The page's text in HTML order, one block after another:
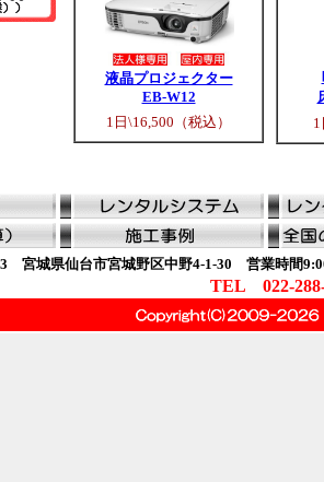
液晶プロジェクター
EB-W12
1日\16,500（税込）
宮城県仙台市宮城野区中野4-1-30 営業時間
TEL 022-